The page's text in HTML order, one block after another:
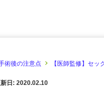
術後の注意点 【医師監修】セ
日: 2020.02.10